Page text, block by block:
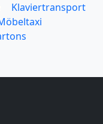
Klaviertransport